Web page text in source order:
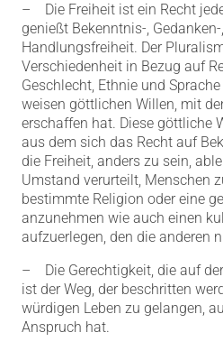
– Die Freiheit ist ein Recht
genießt Bekenntnis-,
Handlungsfreiheit. Der
Verschiedenheit in Bezug auf
Geschlecht, Ethnie und
weisen göttlichen Willen, mit
erschaffen hat. Diese göttliche
aus dem sich das Recht auf
die Freiheit, anders zu sein,
Umstand verurteilt, Menschen
bestimmte Religion oder eine
anzunehmen wie auch einen
aufzuerlegen, den die anderen
– Die Gerechtigkeit, die auf
ist der Weg, der beschritten
würdigen Leben zu gelangen,
Anspruch hat.